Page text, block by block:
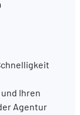
Ihren
Agentur